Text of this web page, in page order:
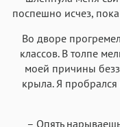
поспешно исчез,
Во дворе
классов. В толпе
моей причины
крыла. Я пробрался
– Опять